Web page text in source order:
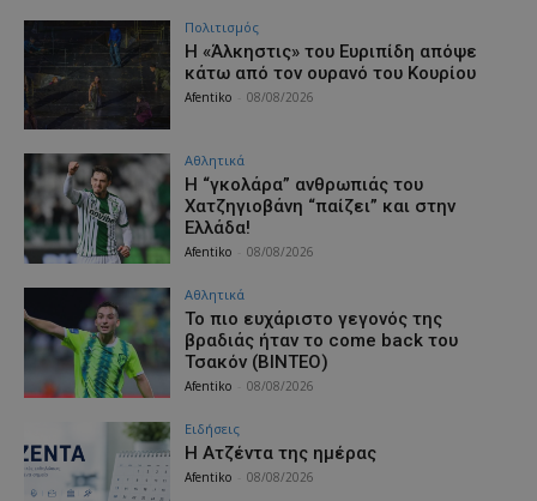
Πολιτισμός
Η «Άλκηστις» του Ευριπίδη απόψε
κάτω από τον ουρανό του Κουρίου
Afentiko 08/08/2026
Αθλητικά
Η “γκολάρα” ανθρωπιάς του
Χατζηγιοβάνη “παίζει” και στην
Ελλάδα!
Afentiko 08/08/2026
Αθλητικά
Το πιο ευχάριστο γεγονός της
βραδιάς ήταν το come back του
Τσακόν (ΒΙΝΤΕΟ)
Afentiko 08/08/2026
Ειδήσεις
Η Ατζέντα της ημέρας
Afentiko 08/08/2026